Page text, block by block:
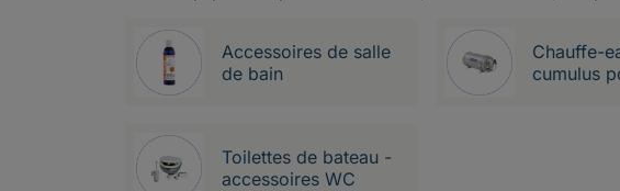
Accessoires de salle
de bain
Chauffe-
cumulus
Toilettes de bateau -
accessoires WC